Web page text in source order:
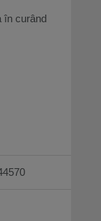
în curând